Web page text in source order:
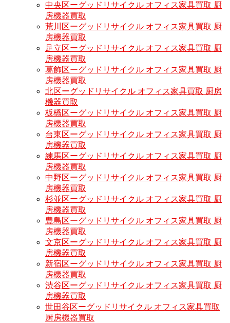
中央区ーグッドリサイクル オフィス家具買取 厨
房機器買取
荒川区ーグッドリサイクル オフィス家具買取 厨
房機器買取
足立区ーグッドリサイクル オフィス家具買取 厨
房機器買取
葛飾区ーグッドリサイクル オフィス家具買取 厨
房機器買取
北区ーグッドリサイクル オフィス家具買取 厨房
機器買取
板橋区ーグッドリサイクル オフィス家具買取 厨
房機器買取
台東区ーグッドリサイクル オフィス家具買取 厨
房機器買取
練馬区ーグッドリサイクル オフィス家具買取 厨
房機器買取
中野区ーグッドリサイクル オフィス家具買取 厨
房機器買取
杉並区ーグッドリサイクル オフィス家具買取 厨
房機器買取
豊島区ーグッドリサイクル オフィス家具買取 厨
房機器買取
文京区ーグッドリサイクル オフィス家具買取 厨
房機器買取
新宿区ーグッドリサイクル オフィス家具買取 厨
房機器買取
渋谷区ーグッドリサイクル オフィス家具買取 厨
房機器買取
世田谷区ーグッドリサイクル オフィス家具買取
厨房機器買取